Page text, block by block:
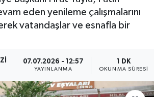
eden yenileme çalışmalarını
vatandaşlar ve esnafla bir
07.07.2026 - 12:57
YAYINLANMA
1 DK
OKUNMA SÜRESI